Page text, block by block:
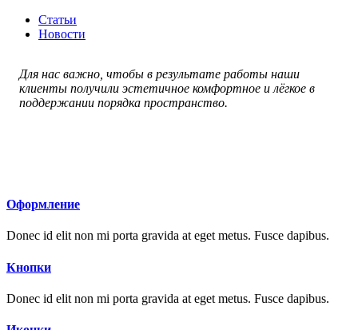
Статьи
Новости
Для нас важно, чтобы в результате работы наши
клиенты получили эстетичное комфортное и лёгкое в
поддержании порядка пространство.
Оформление
Donec id elit non mi porta gravida at eget metus. Fusce dapibus.
Кнопки
Donec id elit non mi porta gravida at eget metus. Fusce dapibus.